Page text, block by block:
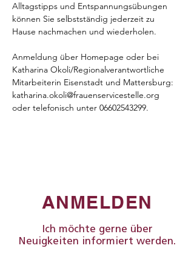
Alltagstipps und Entspannungsübungen
können Sie selbstständig jederzeit zu
Hause nachmachen und wiederholen.
Anmeldung über Homepage oder bei
Katharina Okoli/Regionalverantwortliche
Mitarbeiterin Eisenstadt und Mattersburg:
katharina.okoli@frauenservicestelle.org
oder telefonisch unter 06602543299.
ANMELDEN
Ich möchte gerne über
Neuigkeiten informiert werden.